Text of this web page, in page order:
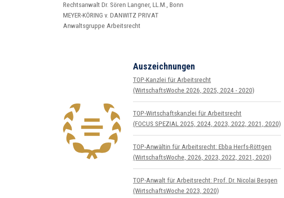
Rechtsanwalt Dr. Sören Langner, LL.M., Bonn
MEYER-KÖRING v. DANWITZ PRIVAT
Anwaltsgruppe Arbeitsrecht
Auszeichnungen
TOP-Kanzlei für Arbeitsrecht
(WirtschaftsWoche 2026, 2025, 2024 - 2020)
TOP-Wirtschafts­kanzlei für Arbeits­recht
(FOCUS SPEZIAL 2025, 2024, 2023, 2022, 2021, 2020)
TOP-Anwältin für Arbeitsrecht: Ebba Herfs-Röttgen
(WirtschaftsWoche, 2026, 2023, 2022, 2021, 2020)
TOP-Anwalt für Arbeitsrecht: Prof. Dr. Nicolai Besgen
(WirtschaftsWoche 2023, 2020)